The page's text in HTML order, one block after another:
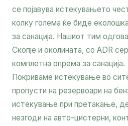
се појавува истекувањето
колку голема ќе биде
за санација. Нашиот тим
Скопје и околината, со ADR
комплетна опрема за санација.
Покриваме истекување во
пропусти на резервоари на
истекување при претакање,
незгоди на авто-цистерни,